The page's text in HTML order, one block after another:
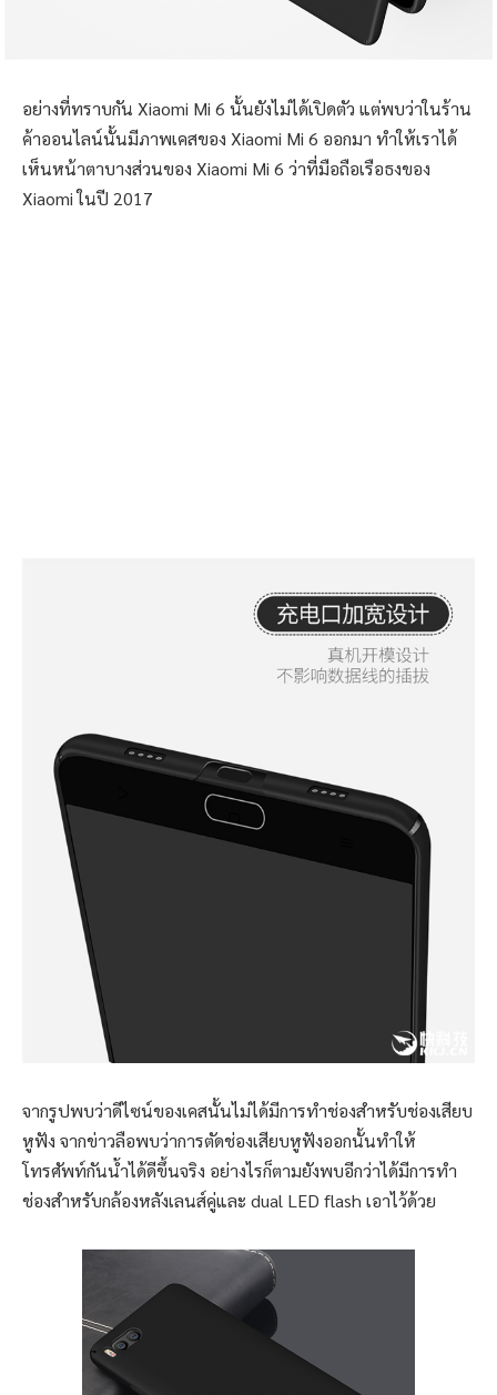
อย่างที่ทราบกัน Xiaomi Mi 6 นั้นยังไม่ได้เปิดตัว แต่พบว่าในร้าน
ค้าออนไลน์นั้นมีภาพเคสของ Xiaomi Mi 6 ออกมา ทำให้เราได้
เห็นหน้าตาบางส่วนของ Xiaomi Mi 6 ว่าที่มือถือเรือธงของ
Xiaomi ในปี 2017
จากรูปพบว่าดีไซน์ของเคสนั้นไม่ได้มีการทำช่องสำหรับช่องเสียบ
หูฟัง จากข่าวลือพบว่าการตัดช่องเสียบหูฟังออกนั้นทำให้
โทรศัพท์กันน้ำได้ดีขึ้นจริง อย่างไรก็ตามยังพบอีกว่าได้มีการทำ
ช่องสำหรับกล้องหลังเลนส์คู่และ dual LED flash เอาไว้ด้วย